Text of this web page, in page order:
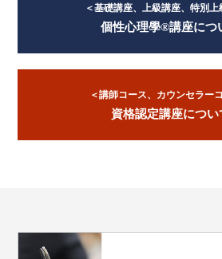
＜基礎講座、上級講座、特別上
個性心理學®講座につ
＜講師コース、カウンセラー
資格認定講座につい